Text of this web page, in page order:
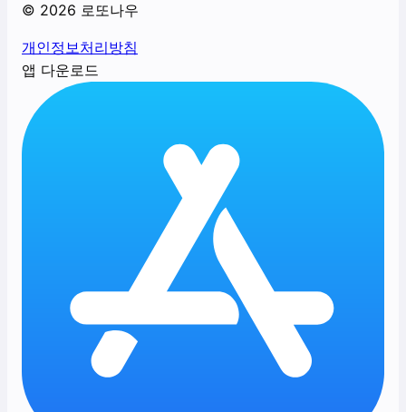
© 2026 로또나우
개인정보처리방침
앱 다운로드